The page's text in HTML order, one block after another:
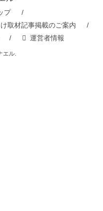
プ
取材記事掲載のご案内
運営者情報
エル.